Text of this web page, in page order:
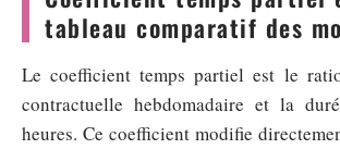
tableau comparatif des
Le coefficient temps partiel est le
contractuelle hebdomadaire et la
heures. Ce coefficient modifie